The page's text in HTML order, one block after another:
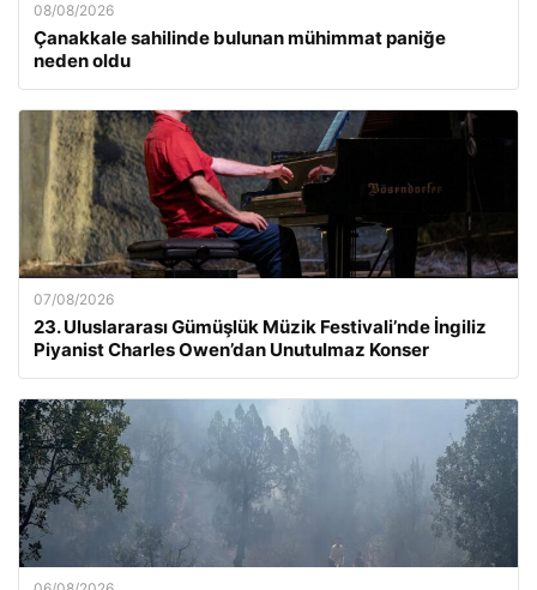
08/08/2026
Çanakkale sahilinde bulunan mühimmat paniğe
neden oldu
07/08/2026
23. Uluslararası Gümüşlük Müzik Festivali’nde İngiliz
Piyanist Charles Owen’dan Unutulmaz Konser